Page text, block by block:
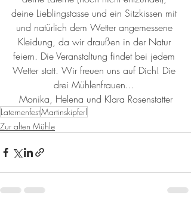
deine Lieblingstasse und ein Sitzkissen mit
und natürlich dem Wetter angemessene
Kleidung, da wir draußen in der Natur
feiern. Die Veranstaltung findet bei jedem
Wetter statt. Wir freuen uns auf Dich! Die
drei Mühlenfrauen...
Monika, Helena und Klara Rosenstatter
LaternenfestMartinskipferl
Zur alten Mühle